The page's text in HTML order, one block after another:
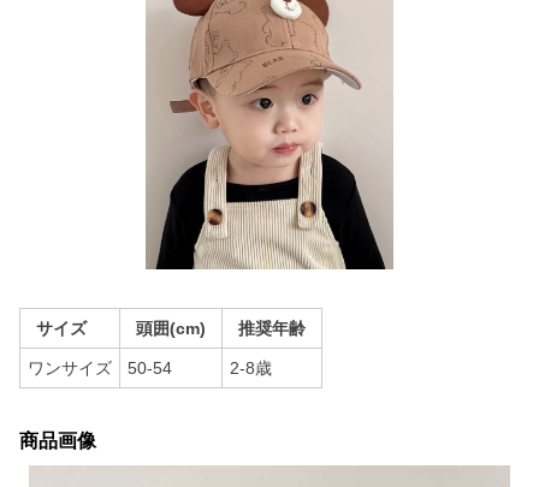
サイズ 頭囲(cm) 推奨年齢
ワンサイズ 50-54 2-8歳
商品画像